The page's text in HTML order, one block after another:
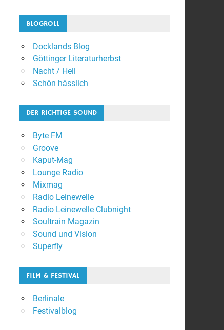
BLOGROLL
Docklands Blog
Göttinger Literaturherbst
Nacht / Hell
Schön hässlich
DER RICHTIGE SOUND
Byte FM
Groove
Kaput-Mag
Lounge Radio
Mixmag
Radio Leinewelle
Radio Leinewelle Clubnight
Soultrain Magazin
Sound und Vision
Superfly
FILM & FESTIVAL
Berlinale
Festivalblog